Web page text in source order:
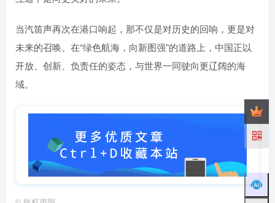
当汽笛声再次在港口响起，那不仅是对历史的回响，更是对
未来的召唤。在“绿色航海，向新图强”的道路上，中国正以
开放、创新、负责任的姿态，与世界一同驶向更辽阔的海
域。